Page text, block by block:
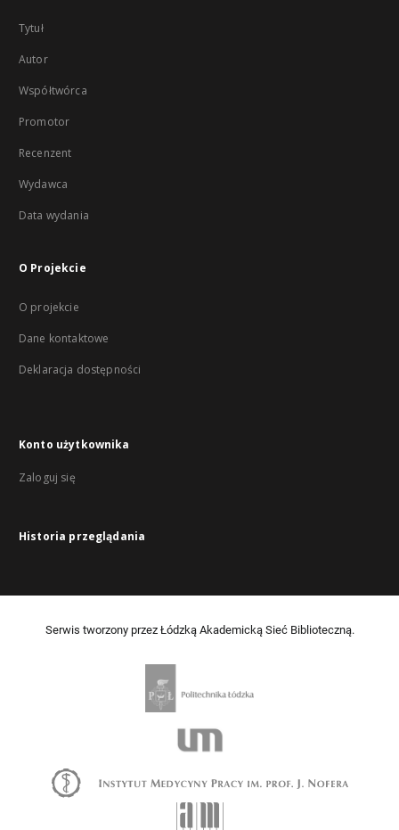
Tytuł
Autor
Współtwórca
Promotor
Recenzent
Wydawca
Data wydania
O Projekcie
O projekcie
Dane kontaktowe
Deklaracja dostępności
Konto użytkownika
Zaloguj się
Historia przeglądania
Serwis tworzony przez Łódzką Akademicką Sieć Biblioteczną.